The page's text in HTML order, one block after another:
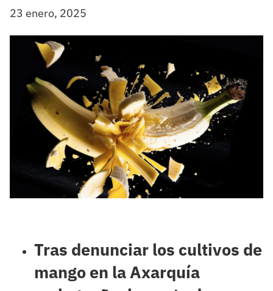
23 enero, 2025
Tras denunciar los cultivos de
mango en la Axarquía